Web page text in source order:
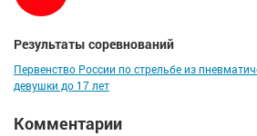
Результаты соревнований
Первенство России по стрельбе из
девушки до 17 лет
Комментарии